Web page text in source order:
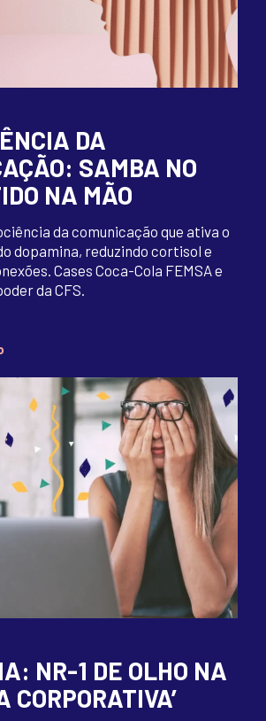
DA
SAMBA NO
NA MÃO
da comunicação que ativa o
dopamina, reduzindo cortisol e
Cases Coca-Cola FEMSA e
da CFS.
NR-1 DE OLHO NA
CORPORATIVA’